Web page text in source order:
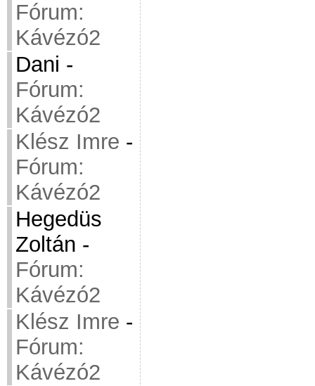
Fórum:
Kávézó2
Dani -
Fórum:
Kávézó2
Klész Imre -
Fórum:
Kávézó2
Hegedüs
Zoltán -
Fórum:
Kávézó2
Klész Imre -
Fórum:
Kávézó2